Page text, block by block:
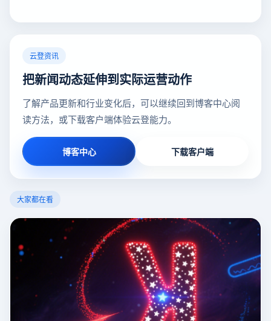
云登资讯
把新闻动态延伸到实际运营动作
了解产品更新和行业变化后，可以继续回到博客中心阅
读方法，或下载客户端体验云登能力。
博客中心 下载客户端
大家都在看